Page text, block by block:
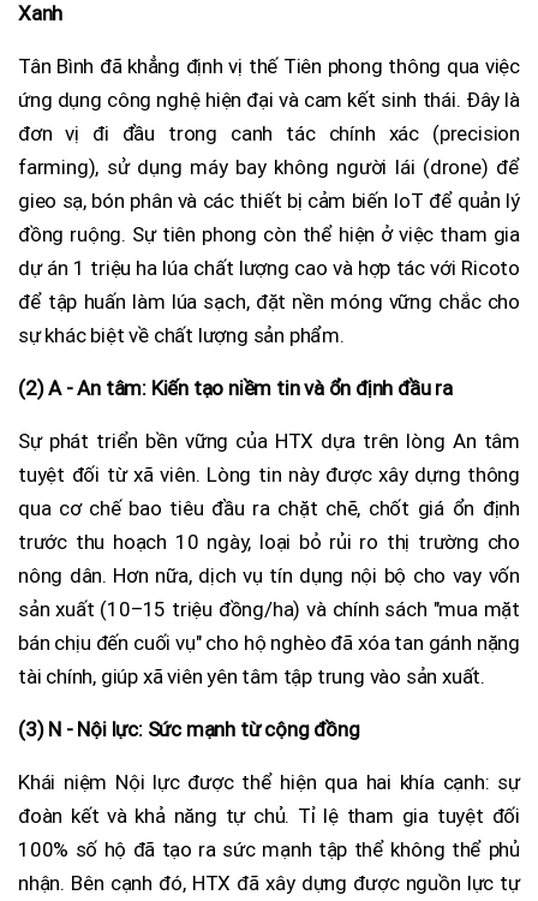
Xanh
Tân Bình đã khẳng định vị thế Tiên phong thông qua việc
ứng dụng công nghệ hiện đại và cam kết sinh thái. Đây là
đơn vị đi đầu trong canh tác chính xác (precision
farming), sử dụng máy bay không người lái (drone) để
gieo sạ, bón phân và các thiết bị cảm biến IoT để quản lý
đồng ruộng. Sự tiên phong còn thể hiện ở việc tham gia
dự án 1 triệu ha lúa chất lượng cao và hợp tác với Ricoto
để tập huấn làm lúa sạch, đặt nền móng vững chắc cho
sự khác biệt về chất lượng sản phẩm.
(2) A - An tâm: Kiến tạo niềm tin và ổn định đầu ra
Sự phát triển bền vững của HTX dựa trên lòng An tâm
tuyệt đối từ xã viên. Lòng tin này được xây dựng thông
qua cơ chế bao tiêu đầu ra chặt chẽ, chốt giá ổn định
trước thu hoạch 10 ngày, loại bỏ rủi ro thị trường cho
nông dân. Hơn nữa, dịch vụ tín dụng nội bộ cho vay vốn
sản xuất (10–15 triệu đồng/ha) và chính sách "mua mặt
bán chịu đến cuối vụ" cho hộ nghèo đã xóa tan gánh nặng
tài chính, giúp xã viên yên tâm tập trung vào sản xuất.
(3) N - Nội lực: Sức mạnh từ cộng đồng
Khái niệm Nội lực được thể hiện qua hai khía cạnh: sự
đoàn kết và khả năng tự chủ. Tỉ lệ tham gia tuyệt đối
100% số hộ đã tạo ra sức mạnh tập thể không thể phủ
nhận. Bên cạnh đó, HTX đã xây dựng được nguồn lực tự